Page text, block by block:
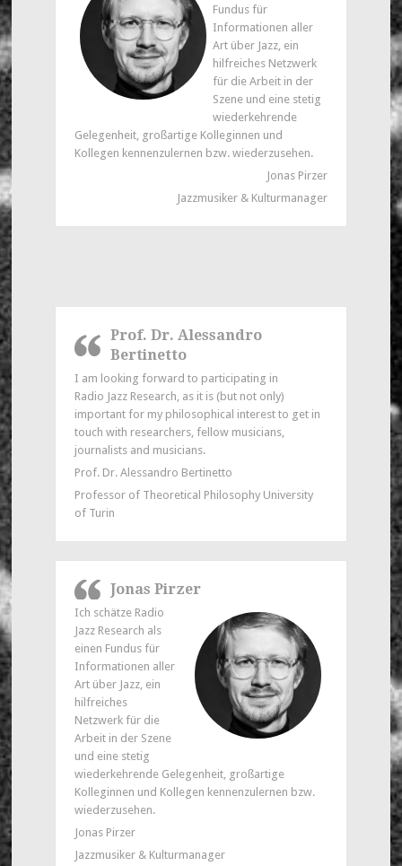
Fundus für
Informationen aller
Art über Jazz, ein
hilfreiches Netzwerk
für die Arbeit in der
Szene und eine stetig
wiederkehrende
Gelegenheit, großartige Kolleginnen und
Kollegen kennenzulernen bzw. wiederzusehen.
Jonas Pirzer
Jazzmusiker & Kulturmanager
Prof. Dr. Alessandro
Bertinetto
I am looking forward to participating in
Radio Jazz Research, as it is (but not only)
important for my philosophical interest to get in
touch with researchers, fellow musicians,
journalists and musicians.
Prof. Dr. Alessandro Bertinetto
Professor of Theoretical Philosophy University
of Turin
Jonas Pirzer
Ich schätze Radio
Jazz Research als
einen Fundus für
Informationen aller
Art über Jazz, ein
hilfreiches
Netzwerk für die
Arbeit in der Szene
und eine stetig
wiederkehrende Gelegenheit, großartige
Kolleginnen und Kollegen kennenzulernen bzw.
wiederzusehen.
Jonas Pirzer
Jazzmusiker & Kulturmanager